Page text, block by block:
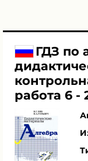
ГДЗ по
работа 6 -